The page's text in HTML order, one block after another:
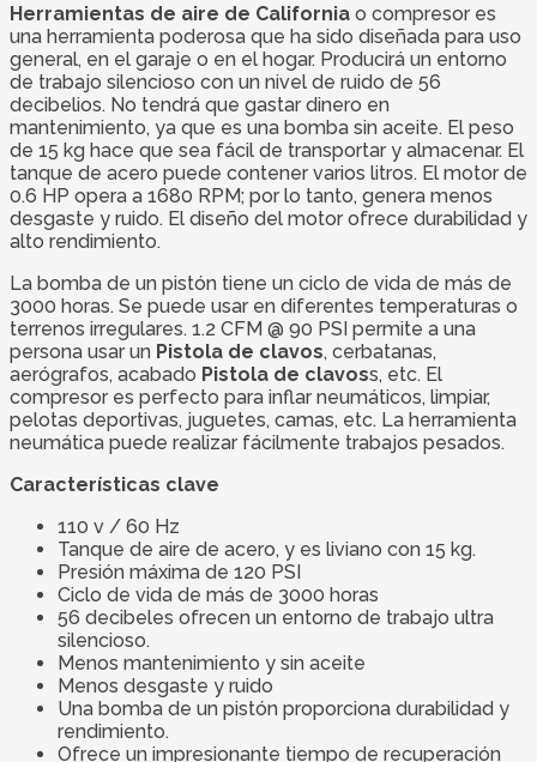
Herramientas de aire de California o compresor es
una herramienta poderosa que ha sido diseñada para uso
general, en el garaje o en el hogar. Producirá un entorno
de trabajo silencioso con un nivel de ruido de 56
decibelios. No tendrá que gastar dinero en
mantenimiento, ya que es una bomba sin aceite. El peso
de 15 kg hace que sea fácil de transportar y almacenar. El
tanque de acero puede contener varios litros. El motor de
0.6 HP opera a 1680 RPM; por lo tanto, genera menos
desgaste y ruido. El diseño del motor ofrece durabilidad y
alto rendimiento.
La bomba de un pistón tiene un ciclo de vida de más de
3000 horas. Se puede usar en diferentes temperaturas o
terrenos irregulares. 1.2 CFM @ 90 PSI permite a una
persona usar un Pistola de clavos, cerbatanas,
aerógrafos, acabado Pistola de clavoss, etc. El
compresor es perfecto para inflar neumáticos, limpiar,
pelotas deportivas, juguetes, camas, etc. La herramienta
neumática puede realizar fácilmente trabajos pesados.
Características clave
110 v / 60 Hz
Tanque de aire de acero, y es liviano con 15 kg.
Presión máxima de 120 PSI
Ciclo de vida de más de 3000 horas
56 decibeles ofrecen un entorno de trabajo ultra
silencioso.
Menos mantenimiento y sin aceite
Menos desgaste y ruido
Una bomba de un pistón proporciona durabilidad y
rendimiento.
Ofrece un impresionante tiempo de recuperación